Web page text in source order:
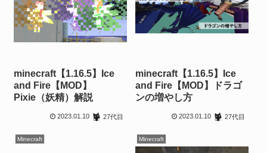
minecraft【1.16.5】Ice
and Fire【MOD】
Pixie（妖精）解説
2023.01.10 27代目
minecraft【1.16.5】Ice
and Fire【MOD】ドラゴ
ンの増やし方
2023.01.10 27代目
Minecraft Minecraft